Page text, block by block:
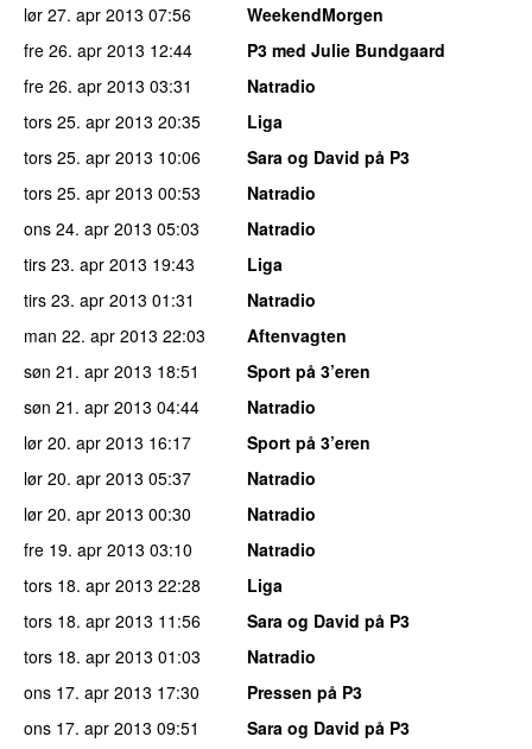
lør 27. apr 2013 07:56
WeekendMorgen
fre 26. apr 2013 12:44
P3 med Julie Bundgaard
fre 26. apr 2013 03:31
Natradio
tors 25. apr 2013 20:35
Liga
tors 25. apr 2013 10:06
Sara og David på P3
tors 25. apr 2013 00:53
Natradio
ons 24. apr 2013 05:03
Natradio
tirs 23. apr 2013 19:43
Liga
tirs 23. apr 2013 01:31
Natradio
man 22. apr 2013 22:03
Aftenvagten
søn 21. apr 2013 18:51
Sport på 3’eren
søn 21. apr 2013 04:44
Natradio
lør 20. apr 2013 16:17
Sport på 3’eren
lør 20. apr 2013 05:37
Natradio
lør 20. apr 2013 00:30
Natradio
fre 19. apr 2013 03:10
Natradio
tors 18. apr 2013 22:28
Liga
tors 18. apr 2013 11:56
Sara og David på P3
tors 18. apr 2013 01:03
Natradio
ons 17. apr 2013 17:30
Pressen på P3
ons 17. apr 2013 09:51
Sara og David på P3